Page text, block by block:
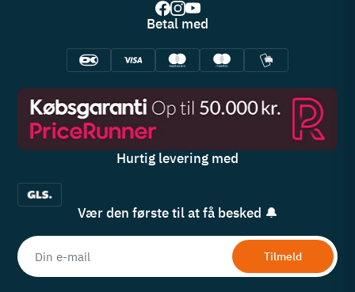
Betal med
Hurtig levering med
Vær den første til at få besked 🔔
Tilmeld